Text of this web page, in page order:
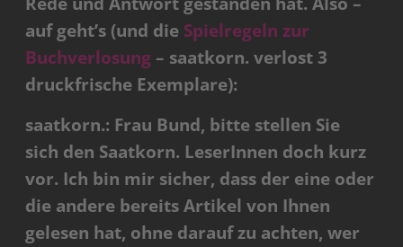
auf geht’s (und die Spielregeln zur
Buchverlosung – saatkorn. verlost 3
druckfrische Exemplare):
saatkorn.: Frau Bund, bitte stellen Sie
sich den Saatkorn. LeserInnen doch kurz
vor. Ich bin mir sicher, dass der eine oder
die andere bereits Artikel von Ihnen
gelesen hat, ohne darauf zu achten, wer